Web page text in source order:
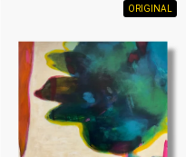
ORIGINAL